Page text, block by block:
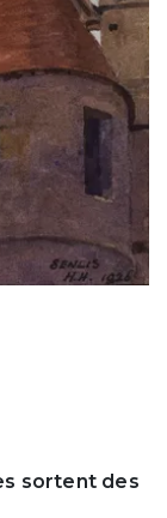
sortent des